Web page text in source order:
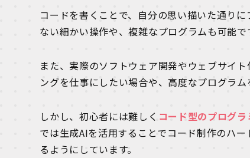
コードを書くことで、自分の思い描いた通り
ない細かい操作や、複雑なプログラムも可能で
また、実際のソフトウェア開発やウェブサイ
ングを仕事にしたい場合や、高度なプログラ
しかし、初心者には難しく コード型のプログ
では生成AIを活用することでコード制作のハ
るようにしています。